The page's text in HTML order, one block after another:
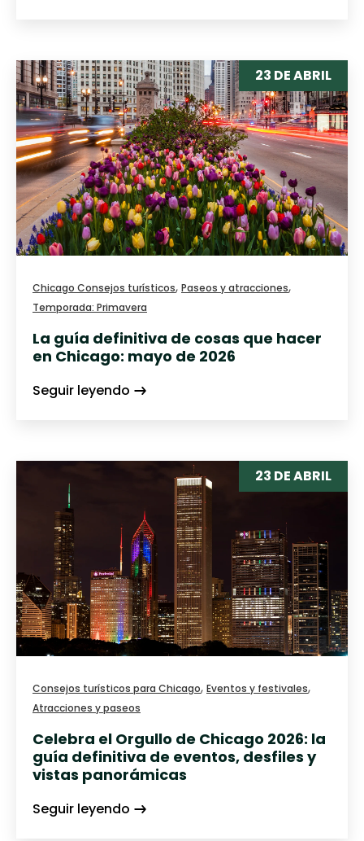
23 DE ABRIL
Chicago Consejos turísticos, Paseos y atracciones,
Temporada: Primavera
La guía definitiva de cosas que hacer
en Chicago: mayo de 2026
Seguir leyendo
23 DE ABRIL
Consejos turísticos para Chicago, Eventos y festivales,
Atracciones y paseos
Celebra el Orgullo de Chicago 2026: la
guía definitiva de eventos, desfiles y
vistas panorámicas
Seguir leyendo